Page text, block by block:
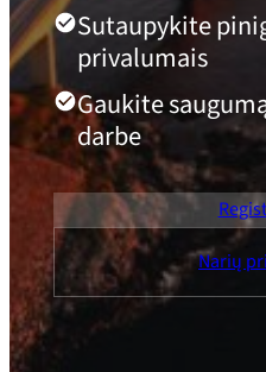
Sutaupykite
privalumais
Gaukite
darbe
Narių